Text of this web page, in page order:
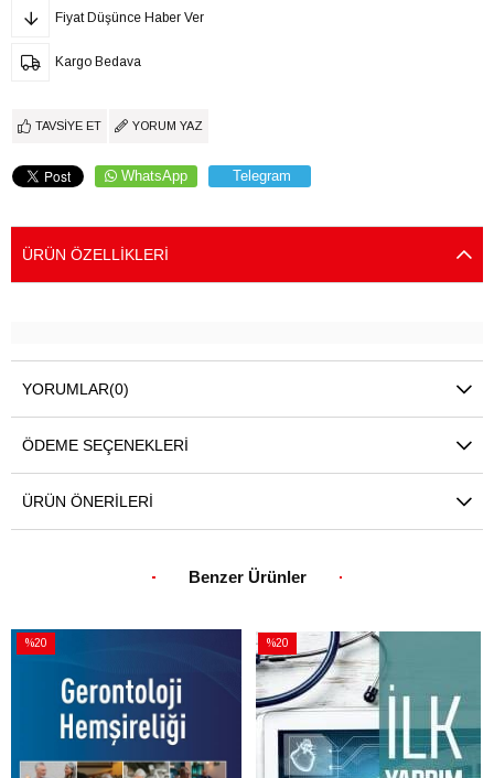
Fiyat Düşünce Haber Ver
Kargo Bedava
TAVSIYE ET YORUM YAZ
WhatsApp Telegram
ÜRÜN ÖZELLIKLERI
YORUMLAR(0)
ÖDEME SEÇENEKLERI
ÜRÜN ÖNERILERI
Benzer Ürünler
%20
%20İndirim
%20
İndirim
%20İndirim